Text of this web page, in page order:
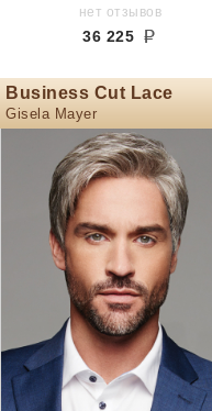
нет отзывов
36 225
Business Cut Lace
Gisela Mayer